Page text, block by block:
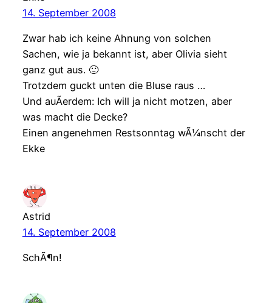
14. September 2008
Zwar hab ich keine Ahnung von solchen
Sachen, wie ja bekannt ist, aber Olivia sieht
ganz gut aus. 🙂
Trotzdem guckt unten die Bluse raus …
Und auÃerdem: Ich will ja nicht motzen, aber
was macht die Decke?
Einen angenehmen Restsonntag wÃ¼nscht der
Ekke
Astrid
14. September 2008
SchÃ¶n!